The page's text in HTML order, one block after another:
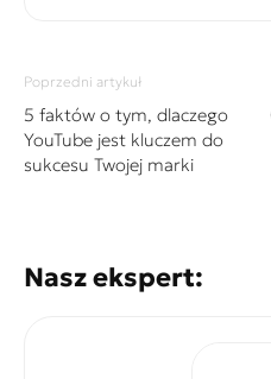
Poprzedni artykuł
5 faktów o tym, dlaczego
YouTube jest kluczem do
sukcesu Twojej marki
Nasz ekspert: